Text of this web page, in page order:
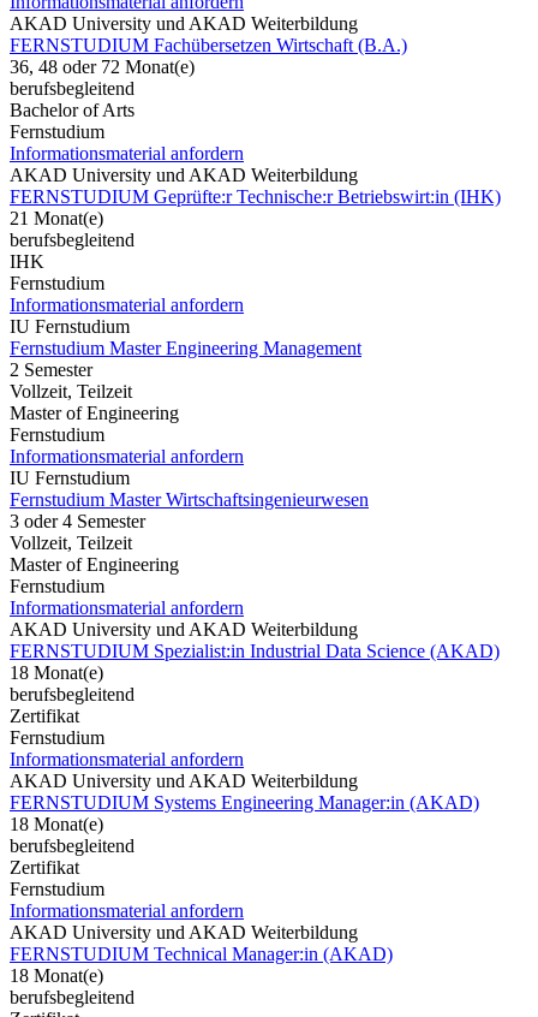
AKAD University und AKAD Weiterbildung
FERNSTUDIUM Fachübersetzen Wirtschaft (B.A.)
36, 48 oder 72 Monat(e)
berufsbegleitend
Bachelor of Arts
Fernstudium
Informationsmaterial anfordern
AKAD University und AKAD Weiterbildung
FERNSTUDIUM Geprüfte:r Technische:r Betriebswirt:in (IHK)
21 Monat(e)
berufsbegleitend
IHK
Fernstudium
Informationsmaterial anfordern
IU Fernstudium
Fernstudium Master Engineering Management
2 Semester
Vollzeit, Teilzeit
Master of Engineering
Fernstudium
Informationsmaterial anfordern
IU Fernstudium
Fernstudium Master Wirtschaftsingenieurwesen
3 oder 4 Semester
Vollzeit, Teilzeit
Master of Engineering
Fernstudium
Informationsmaterial anfordern
AKAD University und AKAD Weiterbildung
FERNSTUDIUM Spezialist:in Industrial Data Science (AKAD)
18 Monat(e)
berufsbegleitend
Zertifikat
Fernstudium
Informationsmaterial anfordern
AKAD University und AKAD Weiterbildung
FERNSTUDIUM Systems Engineering Manager:in (AKAD)
18 Monat(e)
berufsbegleitend
Zertifikat
Fernstudium
Informationsmaterial anfordern
AKAD University und AKAD Weiterbildung
FERNSTUDIUM Technical Manager:in (AKAD)
18 Monat(e)
berufsbegleitend